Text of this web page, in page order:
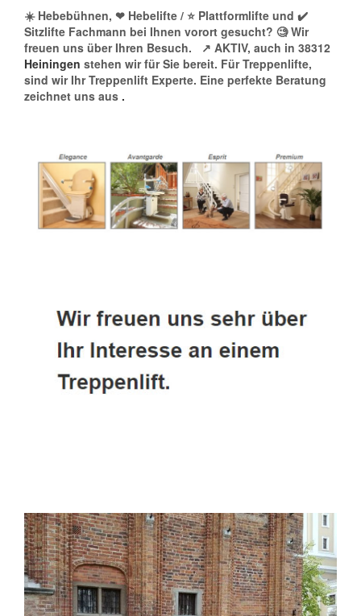
☀️ Hebebühnen, ❤ Hebelifte / ⭐ Plattformlifte und ✔️
Sitzlifte Fachmann bei Ihnen vorort gesucht? 🧐 Wir
freuen uns über Ihren Besuch.
↗️ AKTIV, auch in 38312
Heiningen stehen wir für Sie bereit. Für Treppenlifte,
sind wir Ihr Treppenlift Experte. Eine perfekte Beratung
zeichnet uns aus .